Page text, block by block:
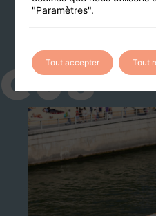
Vous
C08
"Paramètres".
Tout accepter Tout